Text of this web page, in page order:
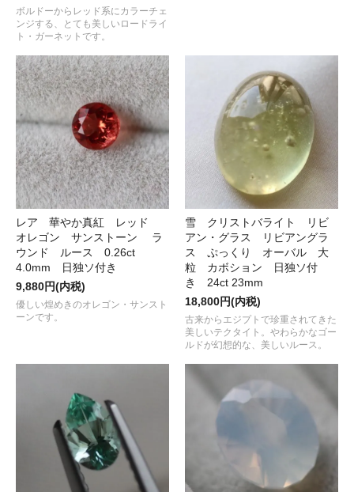
ボルドーからレッド系にカラーチェ
ンジする、とても美しいロードライ
ト・ガーネットです。
レア 華やか真紅 レッド
オレゴン サンストーン ラ
ウンド ルース 0.26ct
4.0mm 日独ソ付き
9,880円(内税)
優しい煌めきのオレゴン・サンスト
ーンです。
雪 クリストバライト リビ
アン・グラス リビアングラ
ス ぷっくり オーバル 大
粒 カボション 日独ソ付
き 24ct 23mm
18,800円(内税)
古来からエジプトで珍重されてきた
美しいテクタイト。やわらかなゴー
ルドが幻想的な、美しいルース。